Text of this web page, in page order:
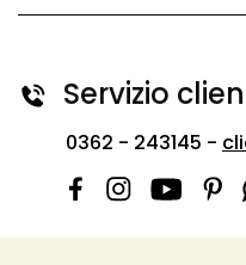
Servizio
0362 - 243145 -